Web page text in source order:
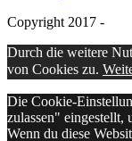
Copyright 2017 -
Durch die weitere
von Cookies zu.
Die Cookie-
zulassen" eingestellt,
Wenn du diese